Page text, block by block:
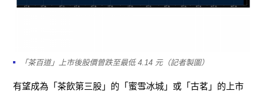
「茶百道」上市後股價曾跌至最低 4.14 元（記者製圖）
有望成為「茶飲第三股」的「蜜雪冰城」或「古茗」的上市